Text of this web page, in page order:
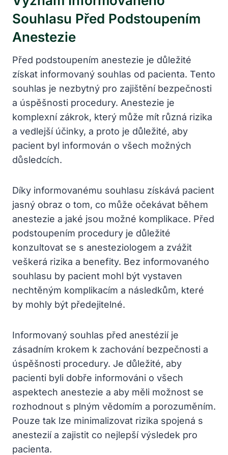
Souhlasu Před Podstoupením
Anestezie
Před podstoupením anestezie je důležité
získat informovaný souhlas od pacienta. Tento
souhlas je nezbytný pro zajištění bezpečnosti
a úspěšnosti procedury. Anestezie je
komplexní zákrok, který může mít různá rizika
a vedlejší účinky, a proto je důležité, aby
pacient byl informován o všech možných
důsledcích.
Díky informovanému souhlasu získává pacient
jasný obraz o tom, co může očekávat během
anestezie a jaké jsou možné komplikace. Před
podstoupením procedury je důležité
konzultovat se s anesteziologem a zvážit
veškerá rizika a benefity. Bez informovaného
souhlasu by pacient mohl být vystaven
nechtěným komplikacím a následkům, které
by mohly být předejitelné.
Informovaný souhlas před anestézií je
zásadním krokem k zachování bezpečnosti a
úspěšnosti procedury. Je důležité, aby
pacienti byli dobře informováni o všech
aspektech anestezie a aby měli možnost se
rozhodnout s plným vědomím a porozuměním.
Pouze tak lze minimalizovat rizika spojená s
anestezií a zajistit co nejlepší výsledek pro
pacienta.